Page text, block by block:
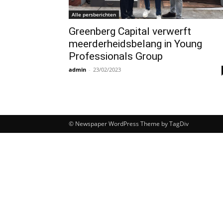
Alle persberichten
Greenberg Capital verwerft
meerderheidsbelang in Young
Professionals Group
admin - 23/02/2023
© Newspaper WordPress Theme by TagDiv